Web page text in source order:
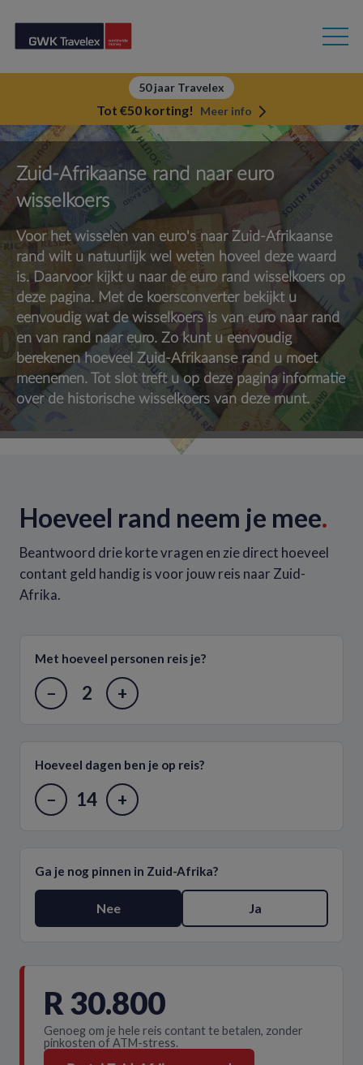
50 jaar Travelex
Tot €50 korting! Meer info
Zuid-Afrikaanse rand naar euro
wisselkoers
Voor het wisselen van euro's naar Zuid-Afrikaanse
rand wilt u natuurlijk wel weten hoveel deze waard
is. Daarvoor kijkt u naar de euro rand wisselkoers op
deze pagina. Met de koersconverter bekijkt u
eenvoudig wat de wisselkoers is van euro naar rand
en van rand naar euro. Zo kunt u eenvoudig
berekenen hoeveel Zuid-Afrikaanse rand u moet
meenemen. Tot slot treft u op deze pagina informatie
over de historische wisselkoers van deze munt.
Hoeveel rand neem je mee.
Beantwoord drie korte vragen en zie direct hoeveel
contant geld handig is voor jouw reis naar Zuid-
Afrika.
Met hoeveel personen reis je?
− 2 +
Hoeveel dagen ben je op reis?
− 14 +
Ga je nog pinnen in Zuid-Afrika?
Nee Ja
R 30.800
Genoeg om je hele reis contant te betalen, zonder
pinkosten of ATM-stress.